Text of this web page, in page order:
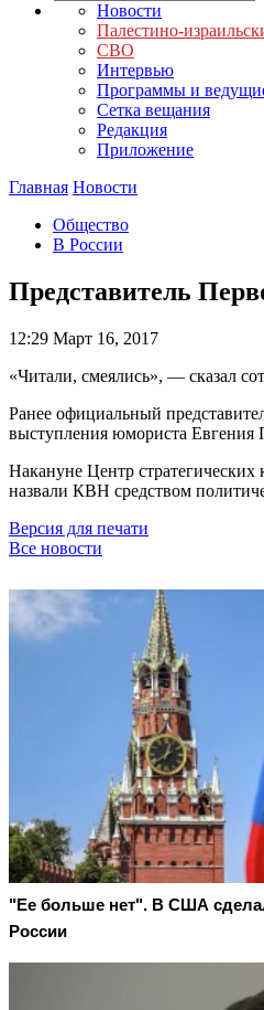
Новости
Палестино-
СВО
Интервью
Программы и
Сетка вещания
Редакция
Приложение
Главная Новости
Общество
В России
Представитель
12:29 Март 16, 2017
«Читали, смеялись», — сказал
Ранее официальный
выступления юмориста Евгения
Накануне Центр
назвали КВН средством
Версия для печати
Все новости
"Ее больше нет". В США
России